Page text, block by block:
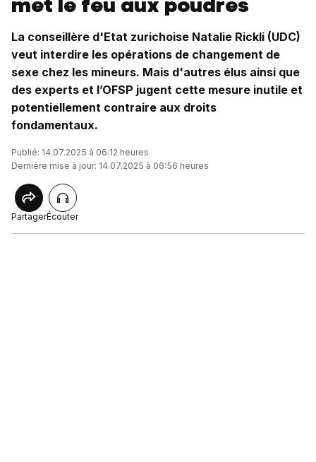
La conseillère d'Etat zurichoise Natalie Rickli (UDC)
veut interdire les opérations de changement de
sexe chez les mineurs. Mais d'autres élus ainsi que
des experts et l’OFSP jugent cette mesure inutile et
potentiellement contraire aux droits
fondamentaux.
Publié: 14.07.2025 à 06:12 heures
Dernière mise à jour: 14.07.2025 à 06:56 heures
PartagerÉcouter